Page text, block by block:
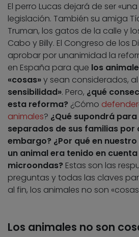
El perro Lucas dejará de ser
legislación. También su amiga
Truman, los gatos de la calle y
Cabo y Billy. El Congreso de los
aprobar por unanimidad la
en España para que los
«cosas»y sean considerados, al
sensibilidad». Pero, ¿qué
esta reforma? ¿Cómo
animales? ¿Qué supondrá
separados de sus familias por
embargo? ¿Por qué en
un animal era tenido en
microondas? Estas son las
preguntas y todas las claves
al fin, los animales no son
Los animales no son